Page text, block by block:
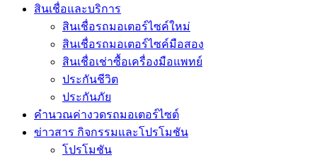
สินเชื่อและบริการ
สินเชื่อรถมอเตอร์ไซค์ใหม่
สินเชื่อรถมอเตอร์ไซค์มือสอง
สินเชื่อเช่าซื้อเครื่องมือแพทย์
ประกันชีวิต
ประกันภัย
คำนวณค่างวดรถมอเตอร์ไซต์
ข่าวสาร กิจกรรมและโปรโมชัน
โปรโมชัน